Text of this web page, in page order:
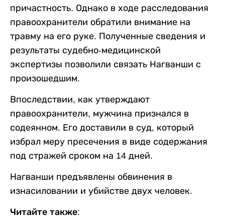
причастность. Однако в ходе расследования
правоохранители обратили внимание на
травму на его руке. Полученные сведения и
результаты судебно-медицинской
экспертизы позволили связать Нагванши с
произошедшим.
Впоследствии, как утверждают
правоохранители, мужчина признался в
содеянном. Его доставили в суд, который
избрал меру пресечения в виде содержания
под стражей сроком на 14 дней.
Нагванши предъявлены обвинения в
изнасиловании и убийстве двух человек.
Читайте также: